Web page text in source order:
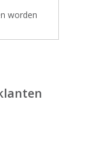
worden